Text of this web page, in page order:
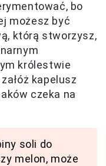
bo
możesz być
którą stworzysz,
królestwie
kapelusz
czeka na
soli do
melon, może